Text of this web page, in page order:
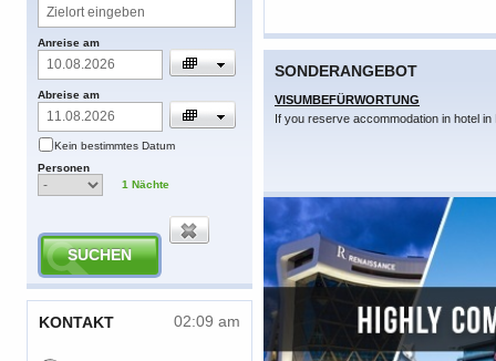
​Anreise am
​Abreise am
​Kein bestimmtes Datum
​Personen
1 ​Nächte
​KONTAKT 02:09 am
SONDERANGEBOT
VISUMBEFÜRWORTUNG
If you reserve accommodation in hotel